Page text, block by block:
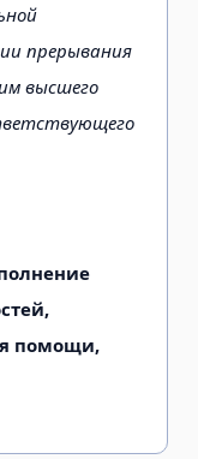
прерывания
высшего
помощи,